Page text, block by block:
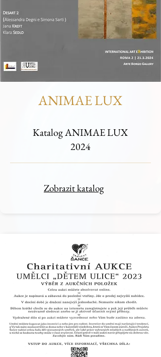
ANIMAE LUX
Katalog ANIMAE LUX
2024
Zobrazit katalog